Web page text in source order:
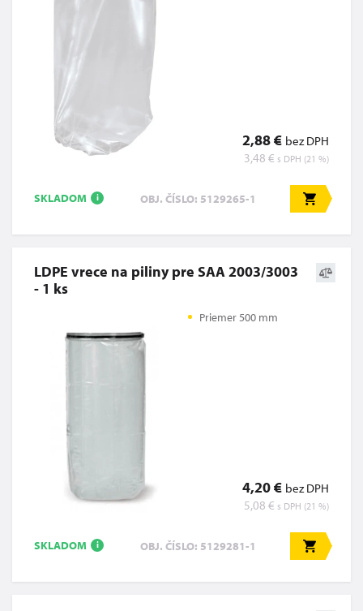
2,88 € bez DPH
3,48 € s DPH (21 %)
SKLADOM i OBJ. ČÍSLO: 5129265-1
LDPE vrece na piliny pre SAA 2003/3003
- 1 ks
Priemer 500 mm
4,20 € bez DPH
5,08 € s DPH (21 %)
SKLADOM i OBJ. ČÍSLO: 5129281-1